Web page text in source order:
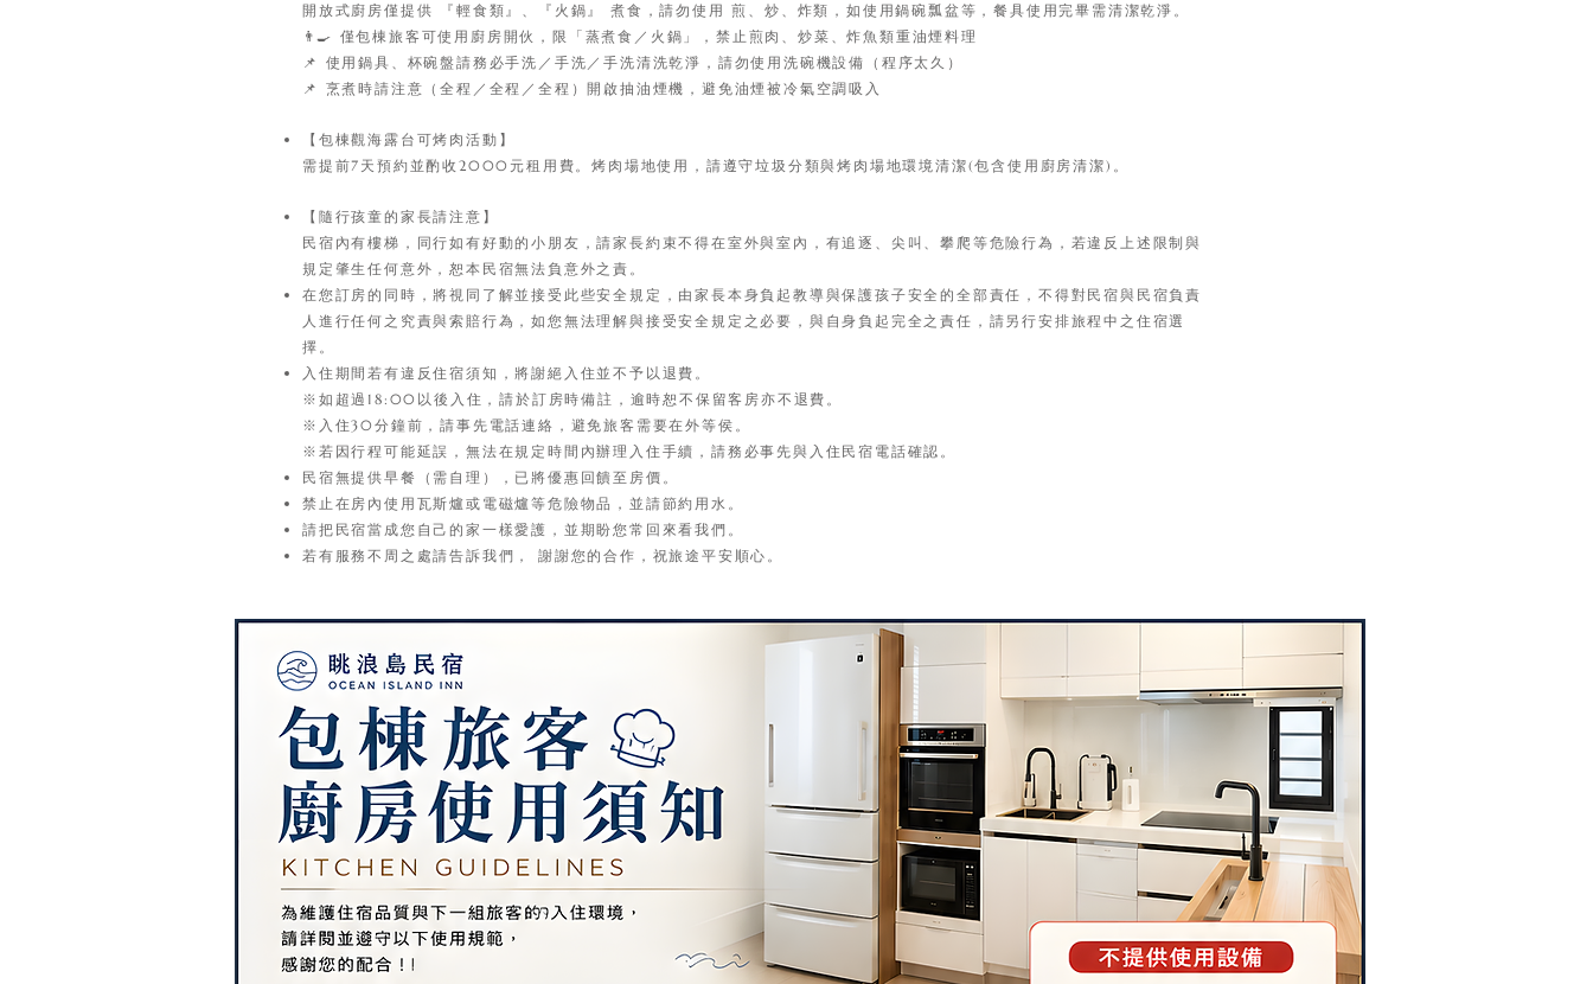
開放式廚房僅提供 『輕食類』、『火鍋』 煮食，請勿使用 煎、炒、炸類，如使用鍋碗瓢盆等，餐具使用完畢需清潔乾淨。
👨‍🍳 僅包棟旅客可使用廚房開伙，限「蒸煮食／火鍋」，禁止煎肉、炒菜、炸魚類重油煙料理
📌 使用鍋具、杯碗盤請務必手洗／手洗／手洗清洗乾淨，請勿使用洗碗機設備（程序太久）
📌 烹煮時請注意（全程／全程／全程）開啟抽油煙機，避免油煙被冷氣空調吸入
【包棟觀海露台可烤肉活動】
需提前7天預約並酌收2000元租用費。烤肉場地使用，請遵守垃圾分類與烤肉場地環境清潔(包含使用廚房清潔)。
【隨行孩童的家長請注意】
民宿內有樓梯，同行如有好動的小朋友，請家長約束不得在室外與室內，有追逐、尖叫、攀爬等危險行為，若違反上述限制與
規定肇生任何意外，恕本民宿無法負意外之責。
在您訂房的同時，將視同了解並接受此些安全規定，由家長本身負起教導與保護孩子安全的全部責任，不得對民宿與民宿負責
人進行任何之究責與索賠行為，如您無法理解與接受安全規定之必要，與自身負起完全之責任，請另行安排旅程中之住宿選
擇。
入住期間若有違反住宿須知，將謝絕入住並不予以退費。
※如超過18:00以後入住，請於訂房時備註，逾時恕不保留客房亦不退費。
※入住30分鐘前，請事先電話連絡，避免旅客需要在外等侯。
※若因行程可能延誤，無法在規定時間內辦理入住手續，請務必事先與入住民宿電話確認。
民宿無提供早餐（需自理），已將優惠回饋至房價。
禁止在房內使用瓦斯爐或電磁爐等危險物品，並請節約用水。
請把民宿當成您自己的家一樣愛護，並期盼您常回來看我們。
若有服務不周之處請告訴我們， 謝謝您的合作，祝旅途平安順心。